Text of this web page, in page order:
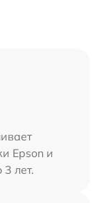
Epson и
лет.